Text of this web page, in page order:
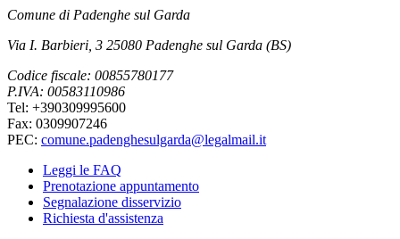
Comune di Padenghe sul Garda
Via I. Barbieri, 3 25080 Padenghe sul Garda (BS)
Codice fiscale: 00855780177
P.IVA: 00583110986
Tel: +390309995600
Fax: 0309907246
PEC: comune.padenghesulgarda@legalmail.it
Leggi le FAQ
Prenotazione appuntamento
Segnalazione disservizio
Richiesta d'assistenza